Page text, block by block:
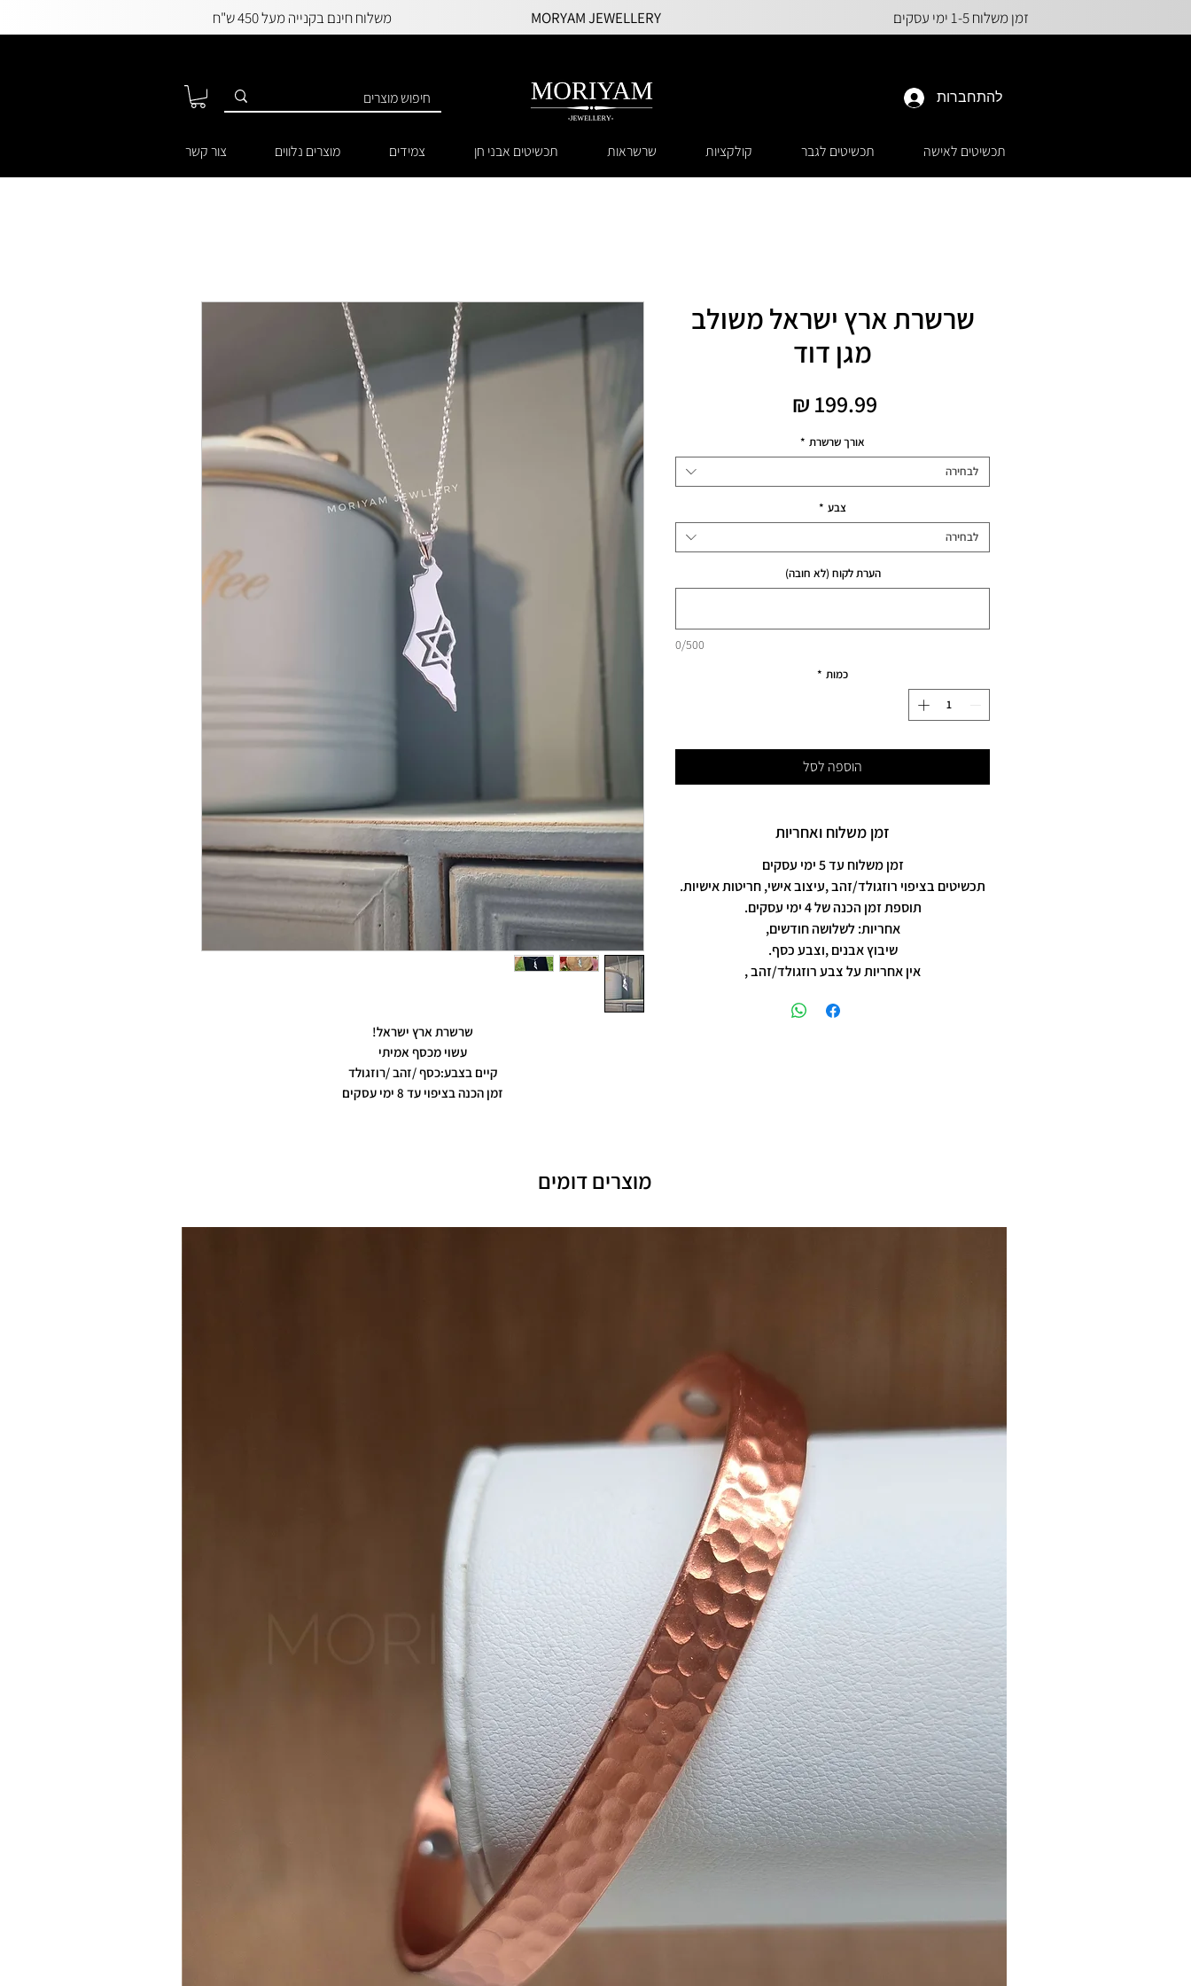
משלוח חינם בקנייה מעל 450 ש"ח MORYAM JEWELLERY זמן משלוח 1-5 ימי עסקים
להתחברות
תכשיטים לאישה תכשיטים לגבר קולקציות שרשראות תכשיטים אבני חן צמידים מוצרים נלווים צור קשר
שרשרת ארץ ישראל!
עשוי מכסף אמיתי
קיים בצבע:כסף /זהב /רוזגולד
זמן הכנה בציפוי עד 8 ימי עסקים
שרשרת ארץ ישראל משולב
מגן דוד
אורך שרשרת *
לבחירה
צבע *
לבחירה
הערת לקוח (לא חובה)
0/500
כמות *
הוספה לסל
זמן משלוח ואחריות
זמן משלוח עד 5 ימי עסקים
תכשיטים בציפוי רוזגולד/זהב ,עיצוב אישי, חריטות אישיות.
תוספת זמן הכנה של 4 ימי עסקים.
אחריות: לשלושה חודשים,
שיבוץ אבנים ,וצבע כסף.
אין אחריות על צבע רוזגולד/זהב ,
מוצרים דומים